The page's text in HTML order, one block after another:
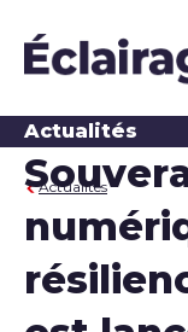
Actualités
Actualités